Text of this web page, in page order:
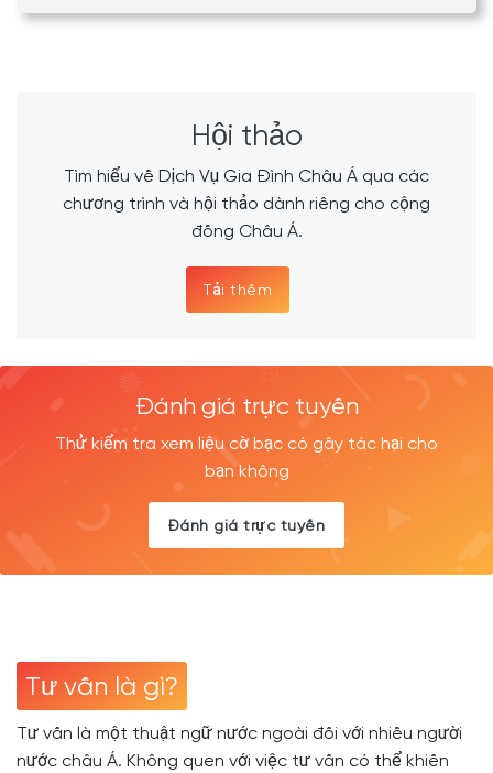
Hội thảo
Tìm hiểu về Dịch Vụ Gia Đình Châu Á qua các
chương trình và hội thảo dành riêng cho cộng
đồng Châu Á.
Tải thêm
Đánh giá trực tuyến
Thử kiểm tra xem liệu cờ bạc có gây tác hại cho
bạn không
Đánh giá trực tuyến
Tư vấn là gì?
Tư vấn là một thuật ngữ nước ngoài đối với nhiều người
nước châu Á. Không quen với việc tư vấn có thể khiến